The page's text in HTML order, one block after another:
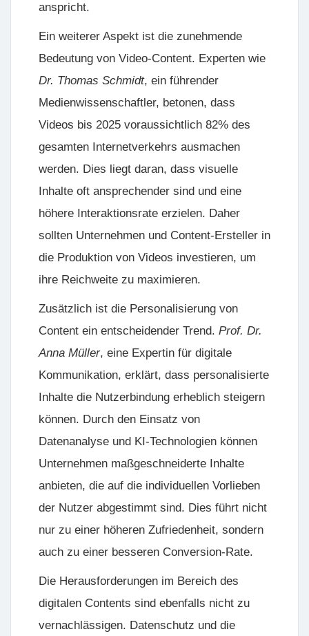
anspricht.
Ein weiterer Aspekt ist die zunehmende
Bedeutung von Video-Content. Experten wie
Dr. Thomas Schmidt, ein führender
Medienwissenschaftler, betonen, dass
Videos bis 2025 voraussichtlich 82% des
gesamten Internetverkehrs ausmachen
werden. Dies liegt daran, dass visuelle
Inhalte oft ansprechender sind und eine
höhere Interaktionsrate erzielen. Daher
sollten Unternehmen und Content-Ersteller in
die Produktion von Videos investieren, um
ihre Reichweite zu maximieren.
Zusätzlich ist die Personalisierung von
Content ein entscheidender Trend. Prof. Dr.
Anna Müller, eine Expertin für digitale
Kommunikation, erklärt, dass personalisierte
Inhalte die Nutzerbindung erheblich steigern
können. Durch den Einsatz von
Datenanalyse und KI-Technologien können
Unternehmen maßgeschneiderte Inhalte
anbieten, die auf die individuellen Vorlieben
der Nutzer abgestimmt sind. Dies führt nicht
nur zu einer höheren Zufriedenheit, sondern
auch zu einer besseren Conversion-Rate.
Die Herausforderungen im Bereich des
digitalen Contents sind ebenfalls nicht zu
vernachlässigen. Datenschutz und die